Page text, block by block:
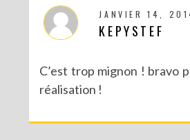
JANVIER 14,
KEPYSTEF
C’est trop mignon ! bravo
réalisation !